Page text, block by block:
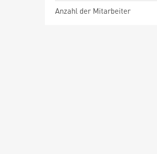
Anzahl der Mitarbeiter